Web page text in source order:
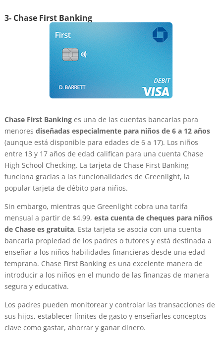
3- Chase First Banking
Chase First Bankinges una de las cuentas bancarias para
menores diseñadas especialmente para niños de 6 a 12 años
(aunque está disponible para edades de 6 a 17). Los niños
entre 13 y 17 años de edad califican para una cuenta Chase
High School Checking. La tarjeta de Chase First Banking
funciona gracias a las funcionalidades de Greenlight, la
popular tarjeta de débito para niños.
Sin embargo, mientras que Greenlight cobra una tarifa
mensual a partir de $4.99, esta cuenta de cheques para niños
de Chase es gratuita. Esta tarjeta se asocia con una cuenta
bancaria propiedad de los padres o tutores y está destinada a
enseñar a los niños habilidades financieras desde una edad
temprana. Chase First Banking es una excelente manera de
introducir a los niños en el mundo de las finanzas de manera
segura y educativa.
Los padres pueden monitorear y controlar las transacciones de
sus hijos, establecer límites de gasto y enseñarles conceptos
clave como gastar, ahorrar y ganar dinero.